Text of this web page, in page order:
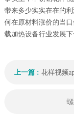
带来多少实实在在的利
何在原材料涨价的当口
载加热设备行业发展下
上一篇 : 花样视频